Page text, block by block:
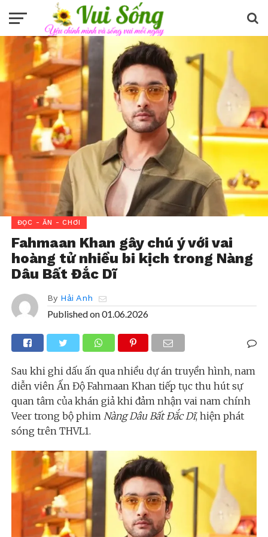
ĐỌC - ĂN - CHƠI
Fahmaan Khan gây chú ý với vai
hoàng tử nhiều bi kịch trong Nàng
Dâu Bất Đắc Dĩ
By Hải Anh
Published on01.06.2026
Sau khi ghi dấu ấn qua nhiều dự án truyền hình, nam
diễn viên Ấn Độ Fahmaan Khan tiếp tục thu hút sự
quan tâm của khán giả khi đảm nhận vai nam chính
Veer trong bộ phim Nàng Dâu Bất Đắc Dĩ, hiện phát
sóng trên THVL1.